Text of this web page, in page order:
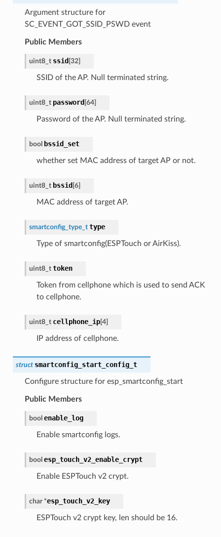
Argument structure for
SC_EVENT_GOT_SSID_PSWD event
Public Members
uint8_t ssid [32]
SSID of the AP. Null terminated string.
uint8_t password [64]
Password of the AP. Null terminated string.
bool bssid_set
whether set MAC address of target AP or not.
uint8_t bssid [6]
MAC address of target AP.
smartconfig_type_t type
Type of smartconfig(ESPTouch or AirKiss).
uint8_t token
Token from cellphone which is used to send ACK
to cellphone.
uint8_t cellphone_ip[4]
IP address of cellphone.
struct smartconfig_start_config_t
Configure structure for esp_smartconfig_start
Public Members
bool enable_log
Enable smartconfig logs.
bool esp_touch_v2_enable_crypt
Enable ESPTouch v2 crypt.
char *esp_touch_v2_key
ESPTouch v2 crypt key, len should be 16.